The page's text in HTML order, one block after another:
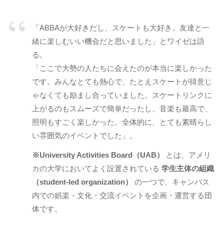
「ABBAが大好きだし、スケートも大好き。友達と一
緒に楽しむいい機会だと思いました」とワイゼは語
る。
「ここで大勢の人たちに会えたのが本当に楽しかった
です。みんなとても熱心で、たとえスケートが得意じ
ゃなくても励まし合っていました。スケートリンクに
上がるのもスムーズで簡単だったし、音楽も最高で、
照明もすごく楽しかった。全体的に、とても素晴らし
い雰囲気のイベントでした」。
※University Activities Board（UAB）
とは、アメリ
カの大学においてよく設置されている 学生主体の組織
（student-led organization）
の一つで、キャンパス
内での娯楽・文化・交流イベントを企画・運営する団
体です。